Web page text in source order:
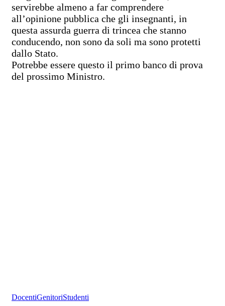
servirebbe almeno a far comprendere
all’opinione pubblica che gli insegnanti, in
questa assurda guerra di trincea che stanno
conducendo, non sono da soli ma sono protetti
dallo Stato.
Potrebbe essere questo il primo banco di prova
del prossimo Ministro.
DocentiGenitoriStudenti